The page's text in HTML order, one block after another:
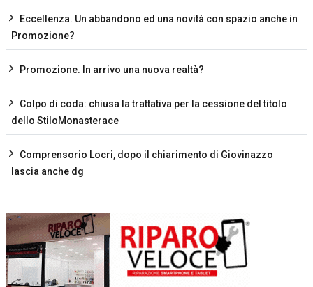
Eccellenza. Un abbandono ed una novità con spazio anche in
Promozione?
Promozione. In arrivo una nuova realtà?
Colpo di coda: chiusa la trattativa per la cessione del titolo
dello StiloMonasterace
Comprensorio Locri, dopo il chiarimento di Giovinazzo
lascia anche dg